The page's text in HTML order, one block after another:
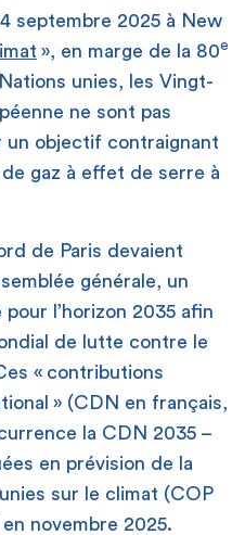
septembre 2025 à New
», en marge de la 80e
unies, les Vingt-
ne sont pas
un objectif contraignant
gaz à effet de serre à
de Paris devaient
générale, un
l’horizon 2035 afin
de lutte contre le
« contributions
» (CDN en français,
la CDN 2035 –
en prévision de la
sur le climat (COP
novembre 2025.